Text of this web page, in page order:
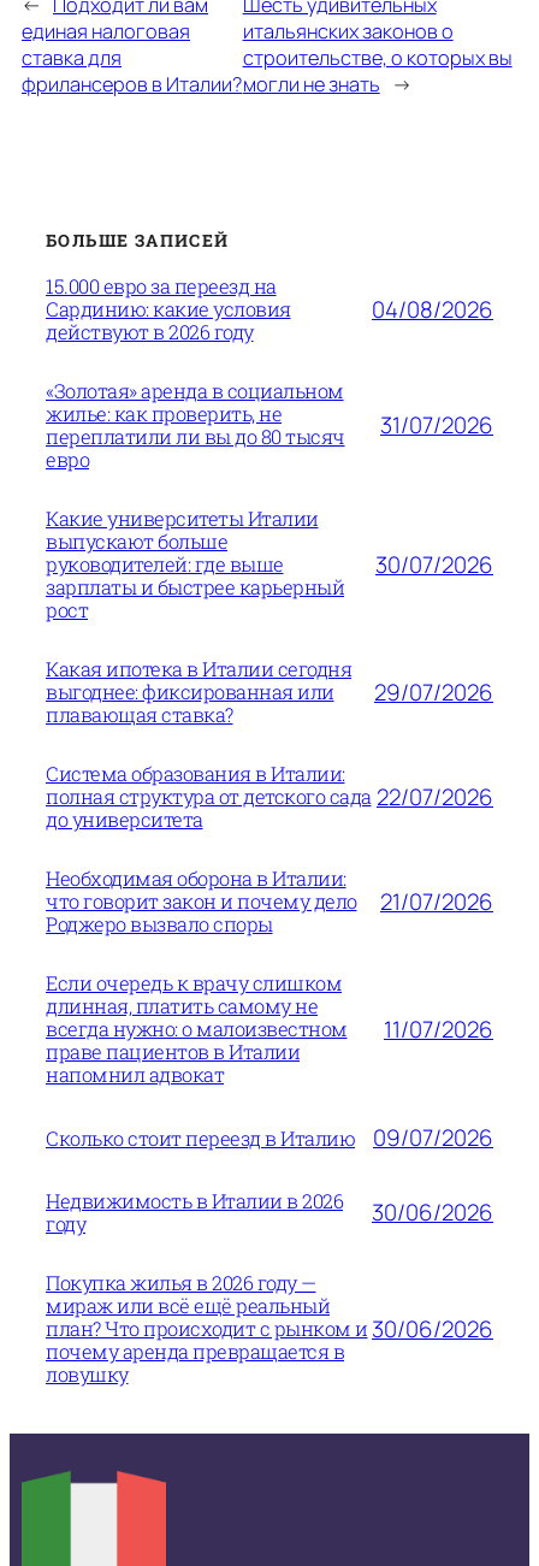
единая налоговая
ставка для
фрилансеров в Италии?
итальянских законов о
строительстве, о которых вы
могли не знать →
БОЛЬШЕ ЗАПИСЕЙ
15.000 евро за переезд на
Сардинию: какие условия
действуют в 2026 году
04/08/2026
«Золотая» аренда в социальном
жилье: как проверить, не
переплатили ли вы до 80 тысяч
евро
31/07/2026
Какие университеты Италии
выпускают больше
руководителей: где выше
зарплаты и быстрее карьерный
рост
30/07/2026
Какая ипотека в Италии сегодня
выгоднее: фиксированная или
плавающая ставка?
29/07/2026
Система образования в Италии:
полная структура от детского сада
до университета
22/07/2026
Необходимая оборона в Италии:
что говорит закон и почему дело
Роджеро вызвало споры
21/07/2026
Если очередь к врачу слишком
длинная, платить самому не
всегда нужно: о малоизвестном
праве пациентов в Италии
напомнил адвокат
11/07/2026
Сколько стоит переезд в Италию 09/07/2026
Недвижимость в Италии в 2026
году
30/06/2026
Покупка жилья в 2026 году —
мираж или всё ещё реальный
план? Что происходит с рынком и
почему аренда превращается в
ловушку
30/06/2026